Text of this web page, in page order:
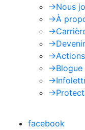
->Nous
->À
->
->
->
->Blogue
->
->
facebook